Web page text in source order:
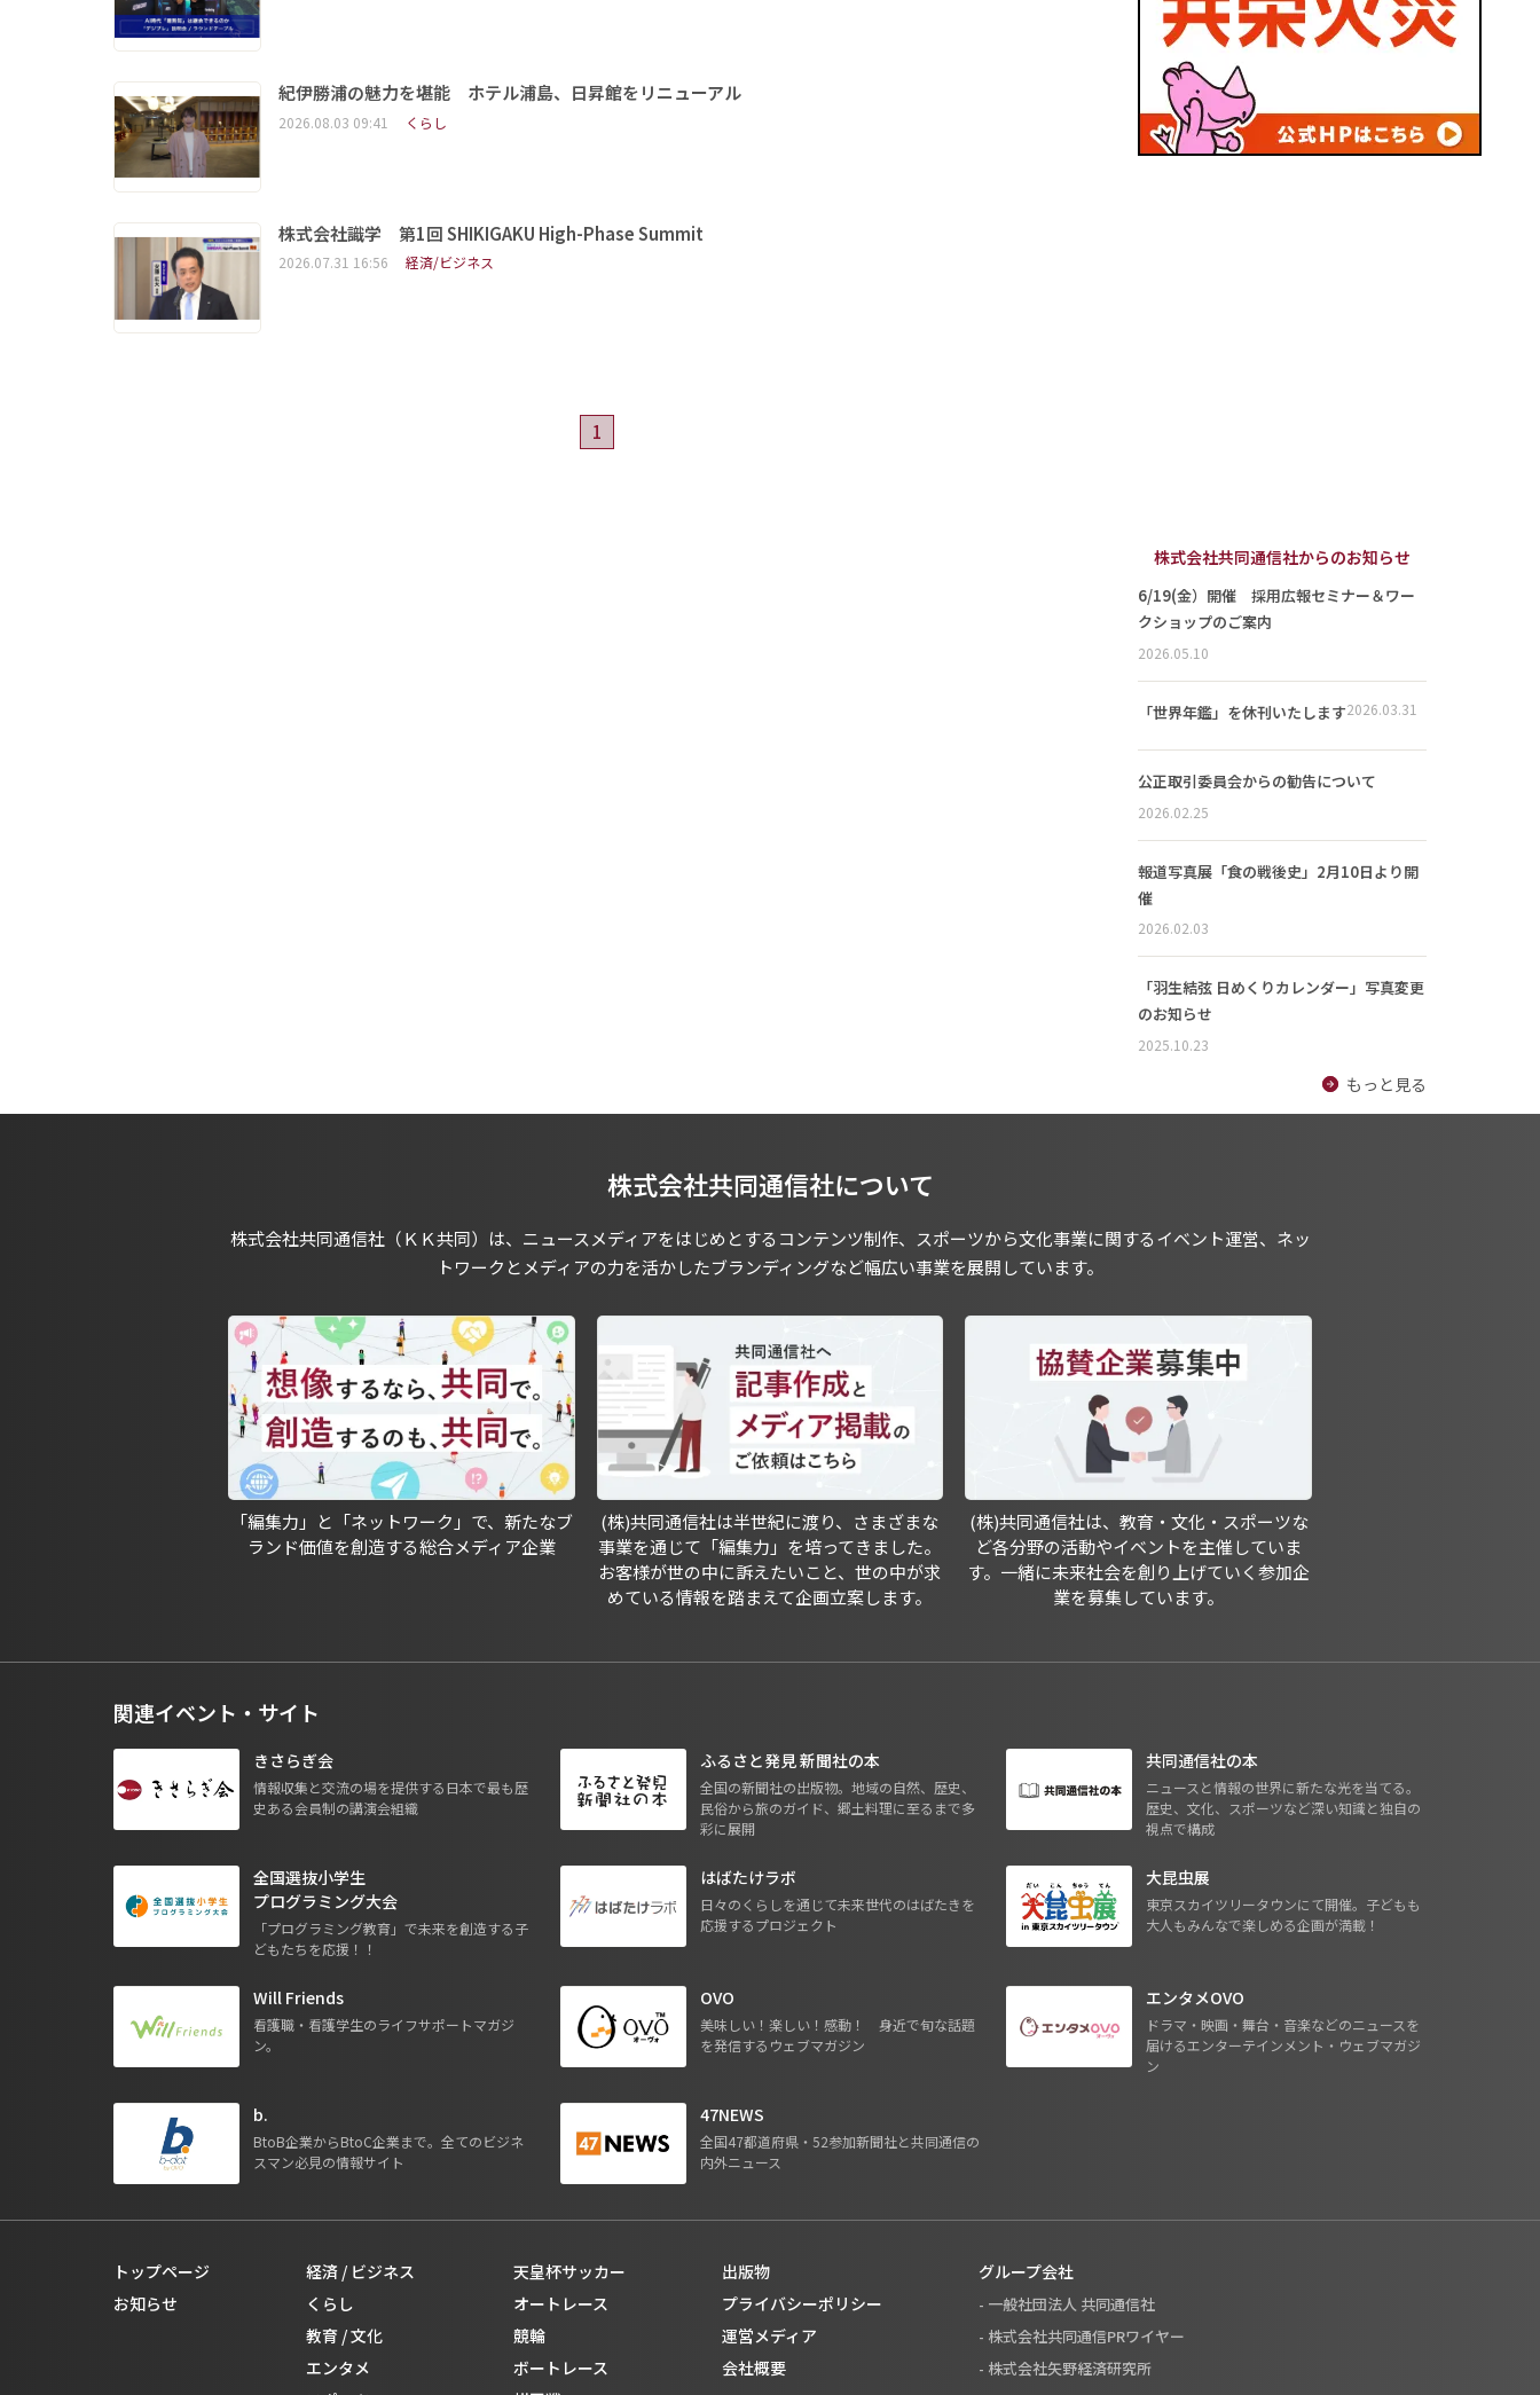
紀伊勝浦の魅力を堪能 ホテル浦島、日昇館をリニューアル
2026.08.03 09:41 くらし
株式会社識学 第1回 SHIKIGAKU High-Phase Summit
2026.07.31 16:56 経済/ビジネス
1
株式会社共同通信社からのお知らせ
6/19(金）開催 採用広報セミナー＆ワー
クショップのご案内
2026.05.10
「世界年鑑」を休刊いたします2026.03.31
公正取引委員会からの勧告について
2026.02.25
報道写真展「食の戦後史」2月10日より開
催
2026.02.03
「羽生結弦 日めくりカレンダー」写真変更
のお知らせ
2025.10.23
もっと見る
株式会社共同通信社について
株式会社共同通信社（ＫＫ共同）は、ニュースメディアをはじめとするコンテンツ制作、スポーツから文化事業に関するイベント運営、ネッ
トワークとメディアの力を活かしたブランディングなど幅広い事業を展開しています。
「編集力」と「ネットワーク」で、新たなブ
ランド価値を創造する総合メディア企業
(株)共同通信社は半世紀に渡り、さまざまな
事業を通じて「編集力」を培ってきました。
お客様が世の中に訴えたいこと、世の中が求
めている情報を踏まえて企画立案します。
(株)共同通信社は、教育・文化・スポーツな
ど各分野の活動やイベントを主催していま
す。一緒に未来社会を創り上げていく参加企
業を募集しています。
関連イベント・サイト
きさらぎ会
情報収集と交流の場を提供する日本で最も歴
史ある会員制の講演会組織
ふるさと発見 新聞社の本
全国の新聞社の出版物。地域の自然、歴史、
民俗から旅のガイド、郷土料理に至るまで多
彩に展開
共同通信社の本
ニュースと情報の世界に新たな光を当てる。
歴史、文化、スポーツなど深い知識と独自の
視点で構成
全国選抜小学生
プログラミング大会
「プログラミング教育」で未来を創造する子
どもたちを応援！！
はばたけラボ
日々のくらしを通じて未来世代のはばたきを
応援するプロジェクト
大昆虫展
東京スカイツリータウンにて開催。子どもも
大人もみんなで楽しめる企画が満載！
Will Friends
看護職・看護学生のライフサポートマガジ
ン。
OVO
美味しい！楽しい！感動！ 身近で旬な話題
を発信するウェブマガジン
エンタメOVO
ドラマ・映画・舞台・音楽などのニュースを
届けるエンターテインメント・ウェブマガジ
ン
b.
BtoB企業からBtoC企業まで。全てのビジネ
スマン必見の情報サイト
47NEWS
全国47都道府県・52参加新聞社と共同通信の
内外ニュース
トップページ
お知らせ
経済 / ビジネス
くらし
教育 / 文化
エンタメ
天皇杯サッカー
オートレース
競輪
ボートレース
出版物
プライバシーポリシー
運営メディア
会社概要
グループ会社
- 一般社団法人 共同通信社
- 株式会社共同通信PRワイヤー
- 株式会社矢野経済研究所